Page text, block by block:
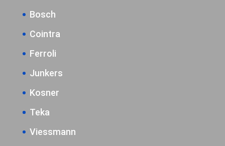
Bosch
Cointra
Ferroli
Junkers
Kosner
Teka
Viessmann